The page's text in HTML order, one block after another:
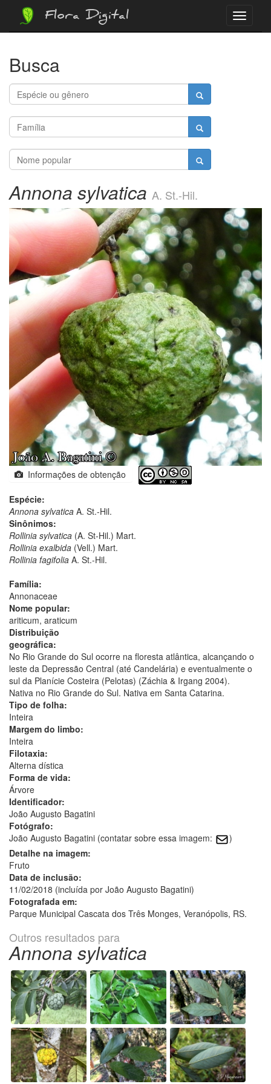
Menu
Flora Digital
Busca
Annona sylvatica A. St.-Hil.
Informações de obtenção
Espécie:
Annona sylvatica A. St.-Hil.
Sinônimos:
Rollinia sylvatica (A. St-Hil.) Mart.
Rollinia exalbida (Vell.) Mart.
Rollinia fagifolia A. St.-Hil.
Família:
Annonaceae
Nome popular:
ariticum, araticum
Distribuição
geográfica:
No Rio Grande do Sul ocorre na floresta atlântica, alcançando o
leste da Depressão Central (até Candelária) e eventualmente o
sul da Planície Costeira (Pelotas) (Záchia & Irgang 2004).
Nativa no Rio Grande do Sul. Nativa em Santa Catarina.
Tipo de folha:
Inteira
Margem do limbo:
Inteira
Filotaxia:
Alterna dística
Forma de vida:
Árvore
Identificador:
João Augusto Bagatini
Fotógrafo:
João Augusto Bagatini (contatar sobre essa imagem:
)
Detalhe na imagem:
Fruto
Data de inclusão:
11/02/2018 (incluída por João Augusto Bagatini)
Fotografada em:
Parque Municipal Cascata dos Três Monges, Veranópolis, RS.
Outros resultados para
Annona sylvatica